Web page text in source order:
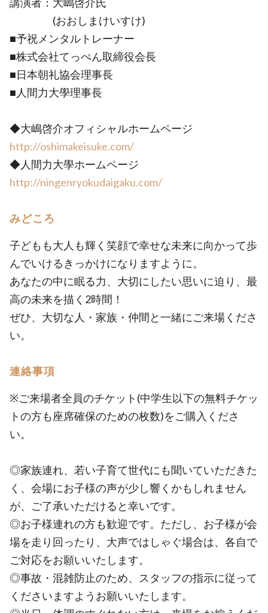
(おおしまけいすけ)
■予祝メンタルトレーナー
■株式会社てっぺん取締役会長
■日本朝礼協会理事長
■人間力大學理事長
◆大嶋啓介オフィシャルホームページ
http://oshimakeisuke.com/
◆人間力大學ホームページ
http://ningenryokudaigaku.com/
みどころ
子どもも大人も輝く笑顔で幸せな未来に向かって歩
んでいけるきっかけになりますように。
あなたの中に眠る力、大切にしたい思いに迫り、最
高の未来を描く2時間！
ぜひ、大切な人・家族・仲間と一緒にご来場くださ
い。
連絡事項
※ご来場者全員のチケット(中学生以下の無料チケッ
トの方も座席確保のための枚数)をご購入くださ
い。
◎家族連れ、若い子育て世代にも聞いていただきた
く、会場にお子様の声が少し響くかもしれません
が、ご了承いただけると幸いです。
◎お子様連れの方も歓迎です。ただし、お子様が会
場を走り回ったり、大声ではしゃぐ場合は、各自で
ご対応をお願いいたします。
◎事故・混雑防止のため、スタッフの指示に従って
くださいますようお願いいたします。